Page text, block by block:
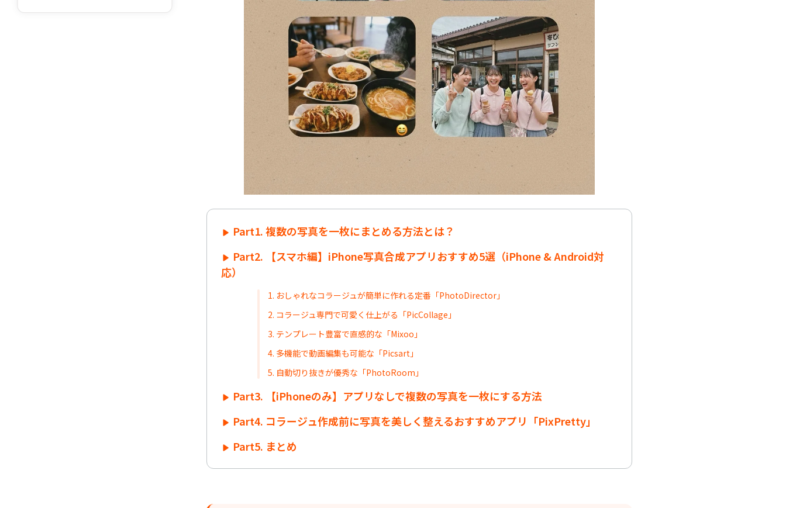
Part1. 複数の写真を一枚にまとめる方法とは？
Part2. 【スマホ編】iPhone写真合成アプリおすすめ5選（iPhone & Android対
応）
1. おしゃれなコラージュが簡単に作れる定番「PhotoDirector」
2. コラージュ専門で可愛く仕上がる「PicCollage」
3. テンプレート豊富で直感的な「Mixoo」
4. 多機能で動画編集も可能な「Picsart」
5. 自動切り抜きが優秀な「PhotoRoom」
Part3. 【iPhoneのみ】アプリなしで複数の写真を一枚にする方法
Part4. コラージュ作成前に写真を美しく整えるおすすめアプリ「PixPretty」
Part5. まとめ